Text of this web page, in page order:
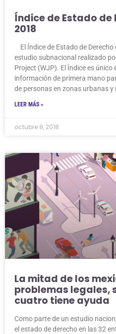
Índice de Estado de
2018
El Índice de Estado de
estudio subnacional realizado
Project (WJP). El Índice es único
información de primera mano
de personas en zonas urbanas y
LEER MÁS »
octubre 8, 2018
La mitad de los
problemas legales,
cuatro tiene ayuda
Como parte de un estudio
el estado de derecho en las 32